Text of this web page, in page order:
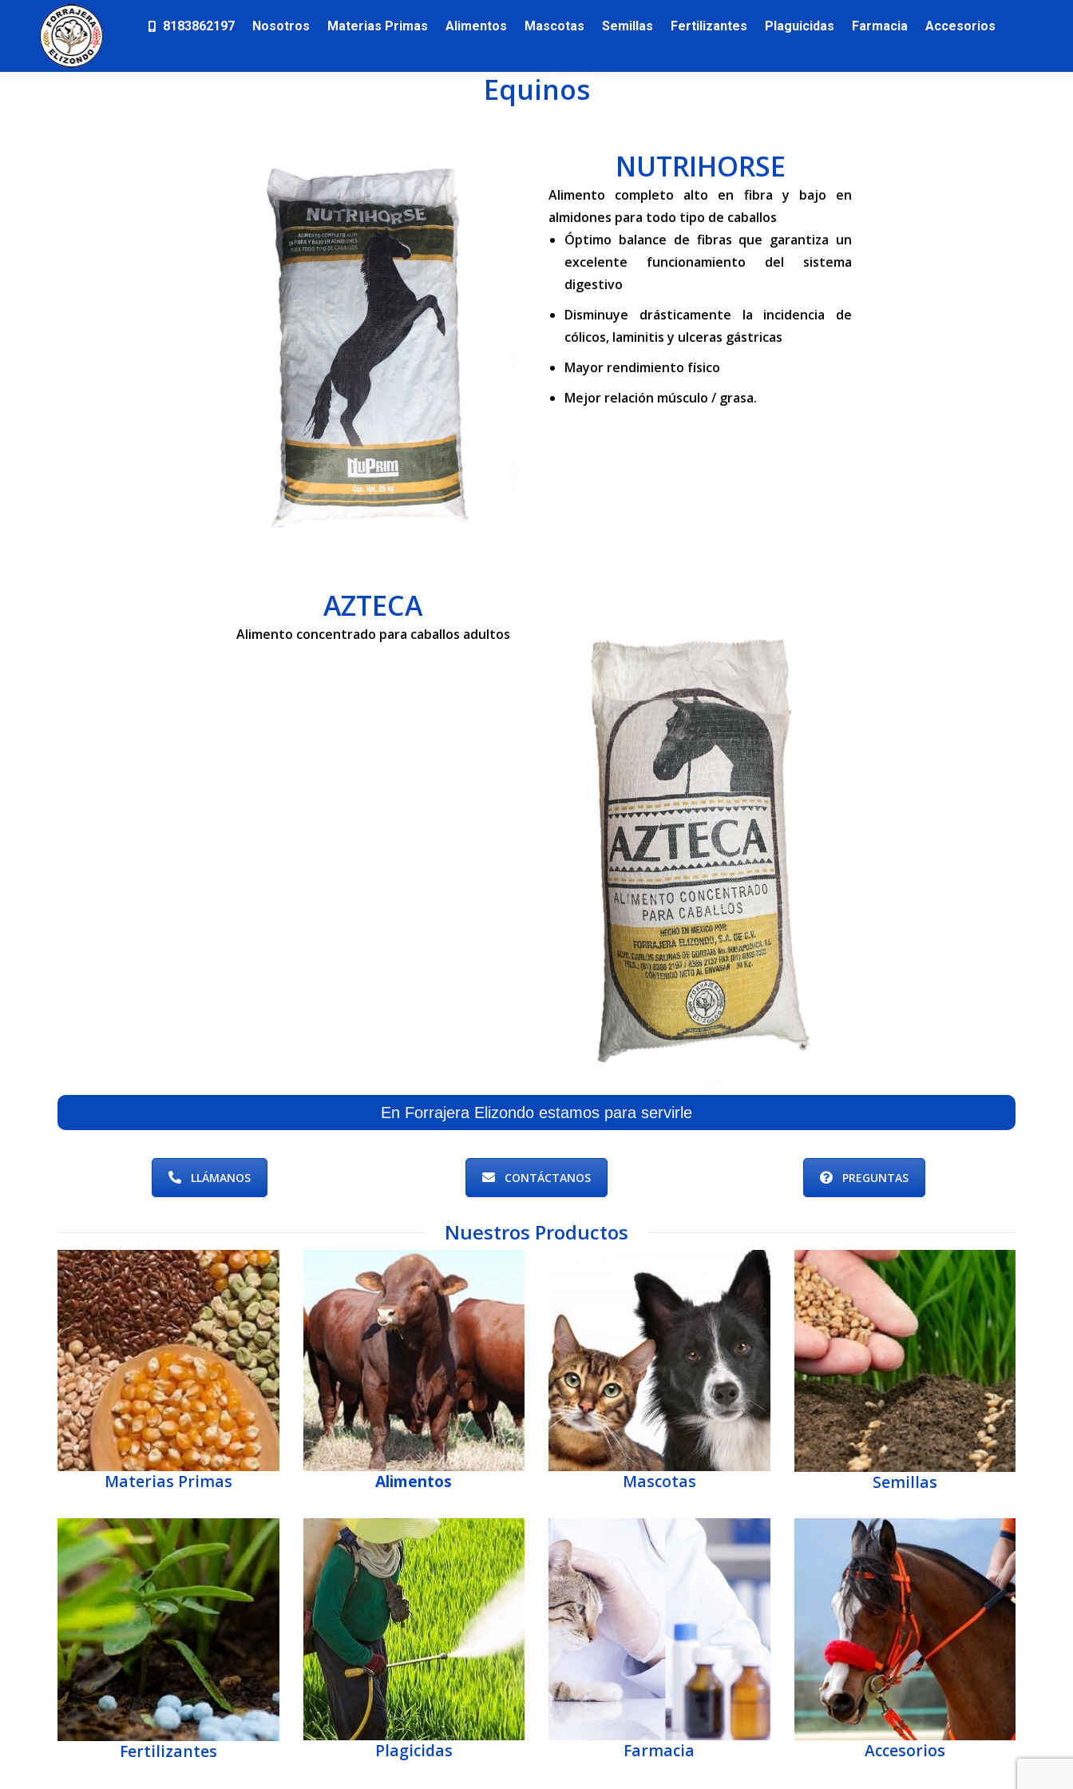
8183862197 Nosotros Materias Primas Alimentos Mascotas Semillas Fertilizantes Plaguicidas Farmacia Accesorios
Equinos
NUTRIHORSE
​Alimento completo alto en fibra y bajo en
almidones para todo tipo de caballos
Óptimo balance de fibras que garantiza un
excelente funcionamiento del sistema
digestivo
Disminuye drásticamente la incidencia de
cólicos, laminitis y ulceras gástricas
Mayor rendimiento físico
Mejor relación músculo / grasa.
AZTECA
Alimento concentrado para caballos adultos
En Forrajera Elizondo estamos para servirle
LLÁMANOS CONTÁCTANOS PREGUNTAS
Nuestros Productos
Materias Primas Alimentos Mascotas Semillas
Fertilizantes Plagicidas Farmacia Accesorios